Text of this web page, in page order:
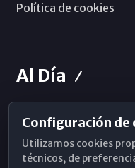
Política de cookies
Al Día
Horarios de Misa
Hemeroteca
Configuración de
Utilizamos cookies
técnicos, de